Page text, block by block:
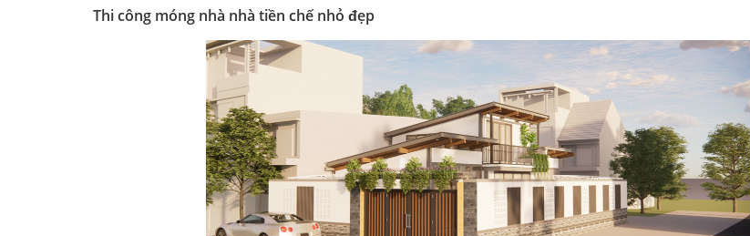
Thi công móng nhà nhà tiền chế nhỏ đẹp